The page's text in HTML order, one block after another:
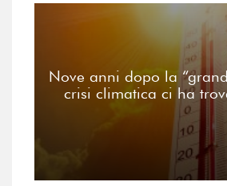
Nove anni dopo la
crisi climatica ci ha